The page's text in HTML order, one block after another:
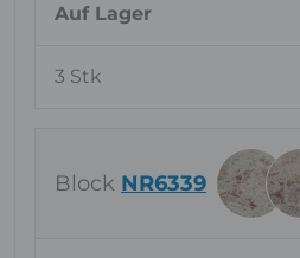
Auf Lager
3 Stk
Block NR6339